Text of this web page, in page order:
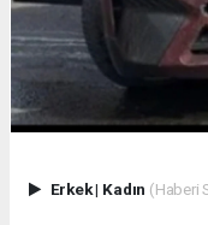
Erkek| Kadın (Haberi